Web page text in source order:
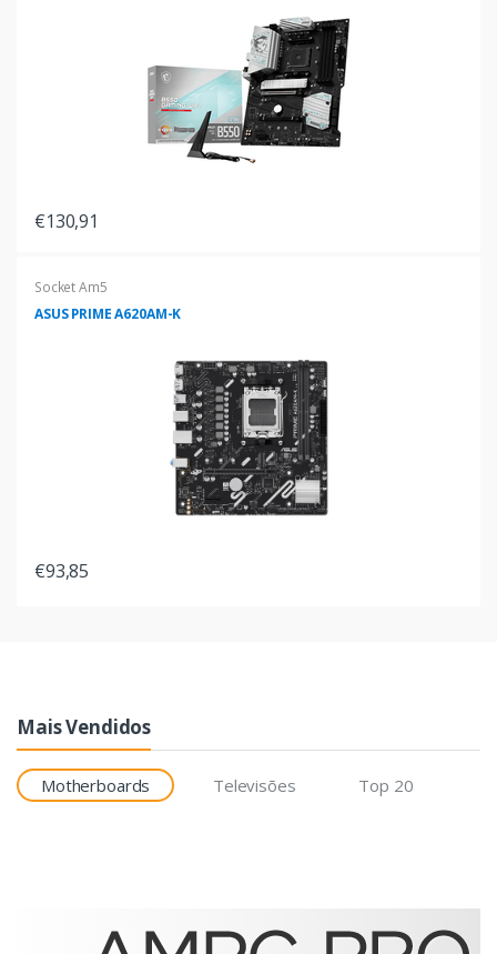
€130,91
Socket Am5
ASUS PRIME A620AM-K
€93,85
Mais Vendidos
Motherboards Televisões Top 20
Etiquetas